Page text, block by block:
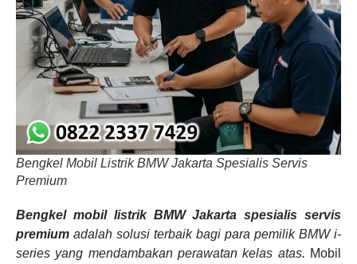
Bengkel Mobil Listrik BMW Jakarta Spesialis Servis
Premium
Bengkel mobil listrik BMW Jakarta spesialis servis
premium adalah solusi terbaik bagi para pemilik BMW i-
series yang mendambakan perawatan kelas atas. Mobil